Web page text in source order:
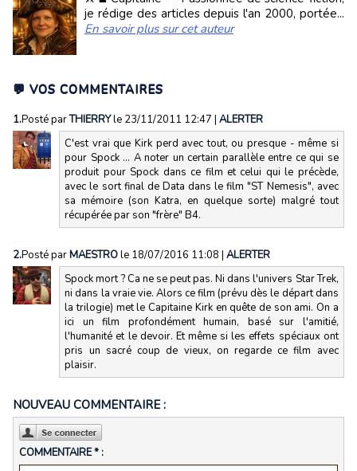
je rédige des articles depuis l'an 2000, portée...
En savoir plus sur cet auteur
💬 VOS COMMENTAIRES
1.Posté parTHIERRYle 23/11/2011 12:47 | ALERTER
C'est vrai que Kirk perd avec tout, ou presque - même si
pour Spock ... A noter un certain parallèle entre ce qui se
produit pour Spock dans ce film et celui qui le précède,
avec le sort final de Data dans le film "ST Nemesis", avec
sa mémoire (son Katra, en quelque sorte) malgré tout
récupérée par son "frère" B4.
2.Posté parMAESTROle 18/07/2016 11:08 | ALERTER
Spock mort ? Ca ne se peut pas. Ni dans l'univers Star Trek,
ni dans la vraie vie. Alors ce film (prévu dès le départ dans
la trilogie) met le Capitaine Kirk en quête de son ami. On a
ici un film profondément humain, basé sur l'amitié,
l'humanité et le devoir. Et même si les effets spéciaux ont
pris un sacré coup de vieux, on regarde ce film avec
plaisir.
NOUVEAU COMMENTAIRE :
COMMENTAIRE * :